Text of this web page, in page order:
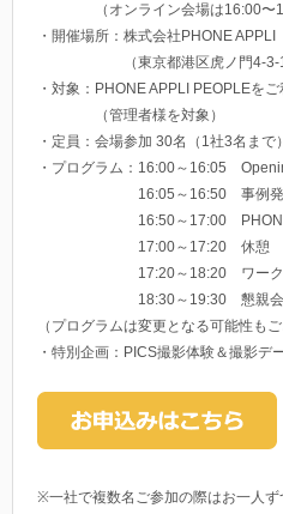
（オンライン会場は16:00〜
・開催場所：株式会社PHONE APPLI
（東京都港区虎ノ門4-3-13 ヒ
・対象：PHONE APPLI PEOPLEを
（管理者様を対象）
・定員：会場参加 30名（1社3名ま
・プログラム：16:00～16:05​
16:05～16:50​ 事例発表​ 代
16:50～17:00​ PHONE
17:00～17:20​ 休憩 ※オン
17:20～18:20​ ワークショ
18:30～19:30​ 懇親会（
（プログラムは変更となる可能性も
・特別企画：PICS撮影体験＆撮影デ
※一社で複数名ご参加の際はお一人ず